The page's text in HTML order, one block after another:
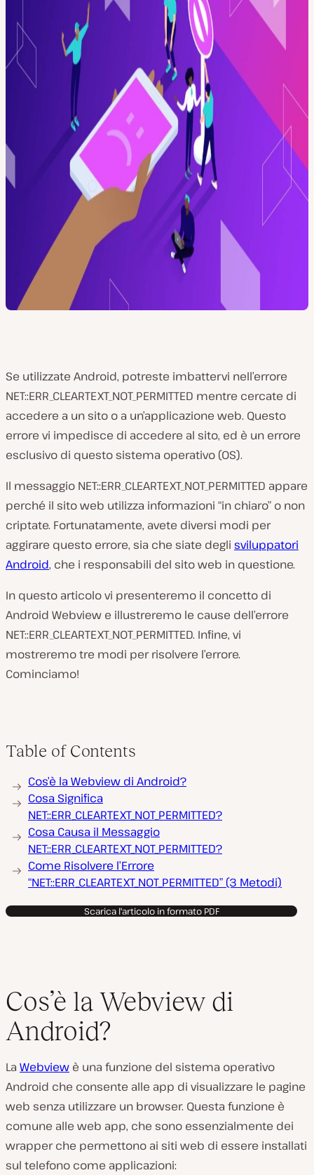
Se utilizzate Android, potreste imbattervi nell’errore
NET::ERR_CLEARTEXT_NOT_PERMITTED mentre cercate di
accedere a un sito o a un’applicazione web. Questo
errore vi impedisce di accedere al sito, ed è un errore
esclusivo di questo sistema operativo (OS).
Il messaggio NET::ERR_CLEARTEXT_NOT_PERMITTED appare
perché il sito web utilizza informazioni “in chiaro” o non
criptate. Fortunatamente, avete diversi modi per
aggirare questo errore, sia che siate degli sviluppatori
Android, che i responsabili del sito web in questione.
In questo articolo vi presenteremo il concetto di
Android Webview e illustreremo le cause dell’errore
NET::ERR_CLEARTEXT_NOT_PERMITTED. Infine, vi
mostreremo tre modi per risolvere l’errore.
Cominciamo!
Table of Contents
Cos’è la Webview di Android?
Cosa Significa
NET::ERR_CLEARTEXT_NOT_PERMITTED?
Cosa Causa il Messaggio
NET::ERR_CLEARTEXT_NOT_PERMITTED?
Come Risolvere l’Errore
“NET::ERR_CLEARTEXT_NOT_PERMITTED” (3 Metodi)
Scarica l'articolo in formato PDF
Cos’è la Webview di
Android?
La Webview è una funzione del sistema operativo
Android che consente alle app di visualizzare le pagine
web senza utilizzare un browser. Questa funzione è
comune alle web app, che sono essenzialmente dei
wrapper che permettono ai siti web di essere installati
sul telefono come applicazioni: